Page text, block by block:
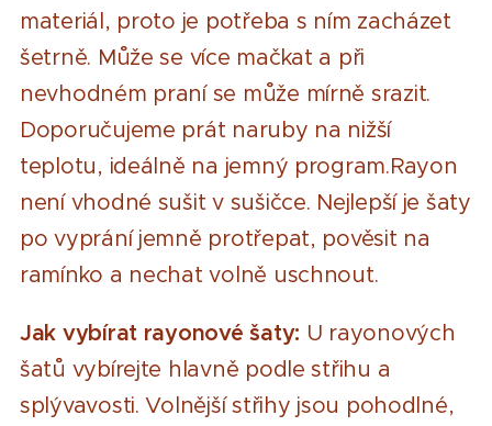
materiál, proto je potřeba s ním zacházet
šetrně. Může se více mačkat a při
nevhodném praní se může mírně srazit.
Doporučujeme prát naruby na nižší
teplotu, ideálně na jemný program.Rayon
není vhodné sušit v sušičce. Nejlepší je šaty
po vyprání jemně protřepat, pověsit na
ramínko a nechat volně uschnout.
Jak vybírat rayonové šaty: U rayonových
šatů vybírejte hlavně podle střihu a
splývavosti. Volnější střihy jsou pohodlné,